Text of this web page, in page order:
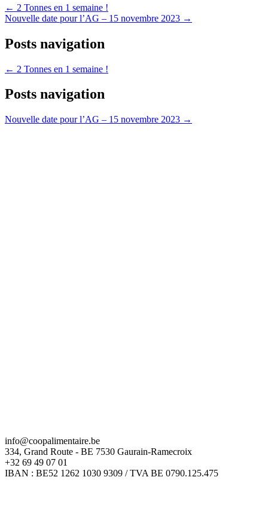
← 2 Tonnes en 1 semaine !
Nouvelle date pour l’AG – 15 novembre 2023 →
Posts navigation
← 2 Tonnes en 1 semaine !
Posts navigation
Nouvelle date pour l’AG – 15 novembre 2023 →
info@coopalimentaire.be
334, Grand Route - BE 7530 Gaurain-Ramecroix
+32 69 49 07 01
IBAN : BE52 1262 1030 9309 / TVA BE 0790.125.475